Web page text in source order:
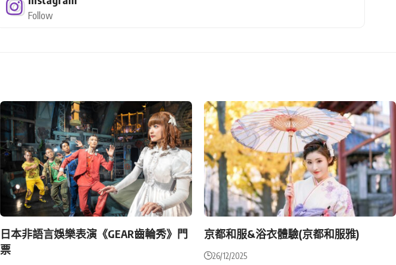
Follow
日本非語言娛樂表演《GEAR齒輪秀》門
票
京都和服&浴衣體驗(京都和服雅)
26/12/2025